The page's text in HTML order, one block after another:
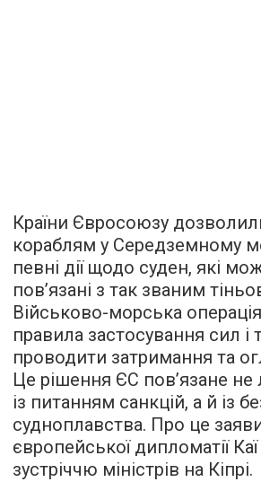
Країни Євросоюзу
кораблям у Середземному
певні дії щодо суден, які
пов’язані з так званим
Військово-морська
правила застосування сил
проводити затримання та
Це рішення ЄС пов’язане
із питанням санкцій, а й із
судноплавства. Про це
європейської дипломатії
зустріччю міністрів на Кіпрі.